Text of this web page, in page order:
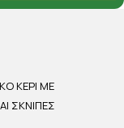
ΚΕΡΊ ΜΕ
ΣΚΝΊΠΕΣ